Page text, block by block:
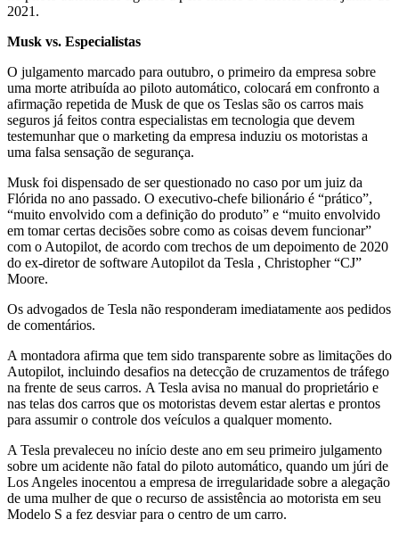
2021.
Musk vs. Especialistas
O julgamento marcado para outubro, o primeiro da empresa sobre
uma morte atribuída ao piloto automático, colocará em confronto a
afirmação repetida de Musk de que os Teslas são os carros mais
seguros já feitos contra especialistas em tecnologia que devem
testemunhar que o marketing da empresa induziu os motoristas a
uma falsa sensação de segurança.
Musk foi dispensado de ser questionado no caso por um juiz da
Flórida no ano passado. O executivo-chefe bilionário é “prático”,
“muito envolvido com a definição do produto” e “muito envolvido
em tomar certas decisões sobre como as coisas devem funcionar”
com o Autopilot, de acordo com trechos de um depoimento de 2020
do ex-diretor de software Autopilot da Tesla , Christopher “CJ”
Moore.
Os advogados de Tesla não responderam imediatamente aos pedidos
de comentários.
A montadora afirma que tem sido transparente sobre as limitações do
Autopilot, incluindo desafios na detecção de cruzamentos de tráfego
na frente de seus carros. A Tesla avisa no manual do proprietário e
nas telas dos carros que os motoristas devem estar alertas e prontos
para assumir o controle dos veículos a qualquer momento.
A Tesla prevaleceu no início deste ano em seu primeiro julgamento
sobre um acidente não fatal do piloto automático, quando um júri de
Los Angeles inocentou a empresa de irregularidade sobre a alegação
de uma mulher de que o recurso de assistência ao motorista em seu
Modelo S a fez desviar para o centro de um carro.